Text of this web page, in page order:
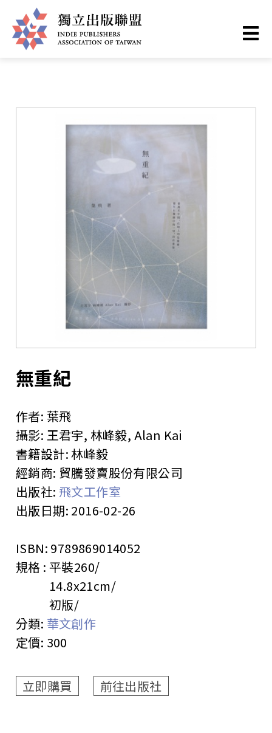
至
主
立
您
裡
首頁 ❯ 書籍一覽
無重紀
作者: 葉飛
攝影: 王君宇, 林峰毅, Alan Kai
書籍設計:林峰毅
經銷商: 貿騰發賣股份有限公司
出版社: 飛文工作室
出版日期: 2016-02-26
ISBN: 9789869014052
規格 : 平裝260
14.8x21cm
初版
分類: 華文創作
定價: 300
立即購買 前往出版社